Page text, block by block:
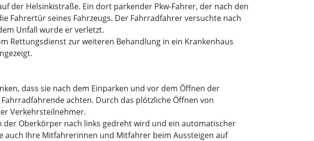
der Helsinkistraße. Ein dort parkender Pkw-Fahrer, der nach den
Fahrertür seines Fahrzeugs. Der Fahrradfahrer versuchte nach
Unfall wurde er verletzt.
Rettungsdienst zur weiteren Behandlung in ein Krankenhaus
dass sie nach dem Einparken und vor dem Öffnen der
achten. Durch das plötzliche Öffnen von
Verkehrsteilnehmer.
Oberkörper nach links gedreht wird und ein automatischer
auch Ihre Mitfahrerinnen und Mitfahrer beim Aussteigen auf